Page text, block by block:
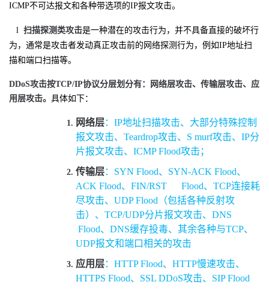
ICMP不可达报文和各种带选项的IP报文攻击。
l 扫描探测类攻击是一种潜在的攻击行为，并不具备直接的破坏行
为，通常是攻击者发动真正攻击前的网络探测行为，例如IP地址扫
描和端口扫描等。
DDoS攻击按TCP/IP协议分层划分有：网络层攻击、传输层攻击、应
用层攻击。 具体如下：
网络层：IP地址扫描攻击、大部分特殊控制
报文攻击、Teardrop攻击、S murf攻击、IP分
片报文攻击、ICMP Flood攻击；
传输层：SYN Flood、SYN-ACK Flood、
ACK Flood、FIN/RST Flood、TCP连接耗
尽攻击、UDP Flood（包括各种反射攻
击）、TCP/UDP分片报文攻击、DNS
Flood、DNS缓存投毒、其余各种与TCP、
UDP报文和端口相关的攻击
应用层：HTTP Flood、HTTP慢速攻击、
HTTPS Flood、SSL DDoS攻击、SIP Flood